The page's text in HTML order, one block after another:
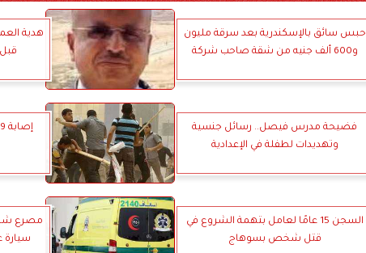
حبس سائق بالإسكندرية بعد سرقة مليون
و600 ألف جنيه من شقة صاحب شركة
هدية
فضيحة مدرس فيصل.. رسائل جنسية
وتهديدات لطفلة في الإعدادية
السجن 15 عامًا لعامل بتهمة الشروع في
قتل شخص بسوهاج
مصرع
سيارة